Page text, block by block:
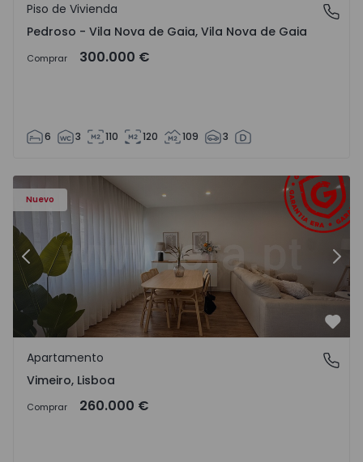
Pedroso - Vila Nova de Gaia, Vila Nova de Gaia
Piso de Vivienda
Pedroso - Vila Nova de Gaia, Vila Nova de Gaia
Comprar 300.000 €
6 3 110 120 109 3
Nuevo
Apartamento T1 Lourinhã, Vimeiro - 1575406 - 1
Anterior
Vimeiro, Lisboa
Apartamento
Vimeiro, Lisboa
Comprar 260.000 €